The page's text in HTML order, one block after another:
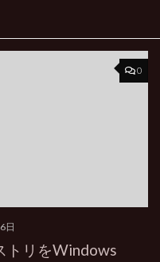
0
日
トリをWindows